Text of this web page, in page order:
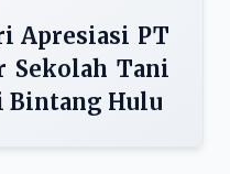
Apresiasi PT
Sekolah Tani
Bintang Hulu